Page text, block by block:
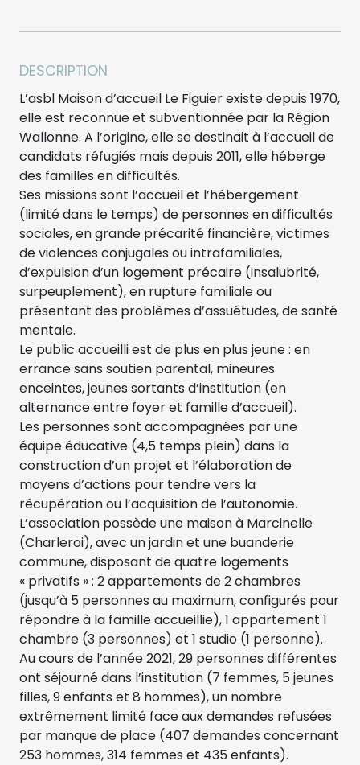
DESCRIPTION
L’asbl Maison d’accueil Le Figuier existe depuis 1970,
elle est reconnue et subventionnée par la Région
Wallonne. A l’origine, elle se destinait à l’accueil de
candidats réfugiés mais depuis 2011, elle héberge
des familles en difficultés.
Ses missions sont l’accueil et l’hébergement
(limité dans le temps) de personnes en difficultés
sociales, en grande précarité financière, victimes
de violences conjugales ou intrafamiliales,
d’expulsion d’un logement précaire (insalubrité,
surpeuplement), en rupture familiale ou
présentant des problèmes d’assuétudes, de santé
mentale.
Le public accueilli est de plus en plus jeune : en
errance sans soutien parental, mineures
enceintes, jeunes sortants d’institution (en
alternance entre foyer et famille d’accueil).
Les personnes sont accompagnées par une
équipe éducative (4,5 temps plein) dans la
construction d’un projet et l’élaboration de
moyens d’actions pour tendre vers la
récupération ou l’acquisition de l’autonomie.
L’association possède une maison à Marcinelle
(Charleroi), avec un jardin et une buanderie
commune, disposant de quatre logements
« privatifs » : 2 appartements de 2 chambres
(jusqu’à 5 personnes au maximum, configurés pour
répondre à la famille accueillie), 1 appartement 1
chambre (3 personnes) et 1 studio (1 personne).
Au cours de l’année 2021, 29 personnes différentes
ont séjourné dans l’institution (7 femmes, 5 jeunes
filles, 9 enfants et 8 hommes), un nombre
extrêmement limité face aux demandes refusées
par manque de place (407 demandes concernant
253 hommes, 314 femmes et 435 enfants).